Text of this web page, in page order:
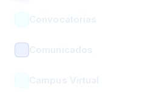
Convocatorias
Comunicados
Campus Virtual